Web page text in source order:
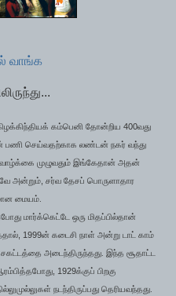
வாங்க
கம்பெனி தோன்றிய400வது
பணி செய்வதற்காக லண்டன் நகர் வந்து
வாழ்க்கை முழுவதும் இங்கேதான் அதன்
அன்றும் சர்வ தேசப் பொருளாதார
மையம்.
மார்க்கெட்டே ஒரு மிதப்பில்தான்
, 1999ன் கடைசி நாள் அன்று டாட் காம்
அடைந்திருந்தது. இந்த சூதாட்ட
, 1929க்குப் பிறகு
நடந்திருப்பது தெரியவந்தது.